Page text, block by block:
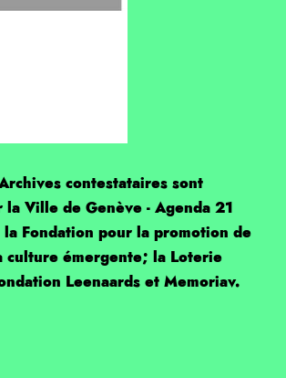
contestataires sont
la Ville de Genève - Agenda 21
Fondation pour la promotion de
culture émergente; la Loterie
Leenaards et Memoriav.